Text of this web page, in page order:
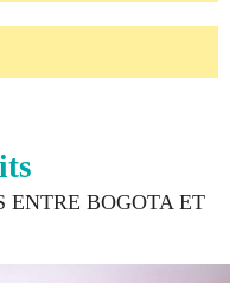
ENTRE BOGOTA ET